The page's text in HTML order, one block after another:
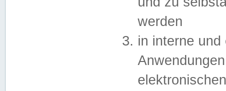
werden
in interne